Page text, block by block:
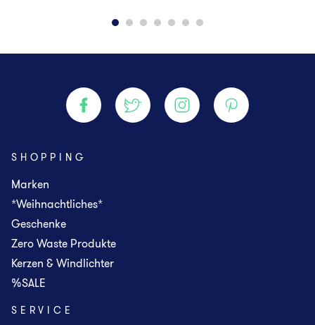
SHOPPING
Marken
*Weihnachtliches*
Geschenke
Zero Waste Produkte
Kerzen & Windlichter
%SALE
SERVICE